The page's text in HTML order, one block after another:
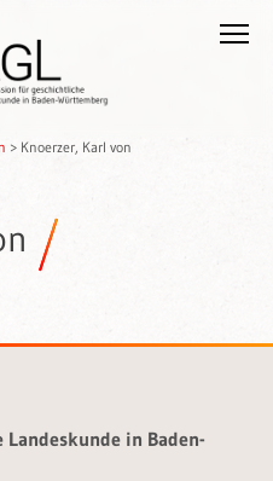
> Knoerzer, Karl von
in Baden-